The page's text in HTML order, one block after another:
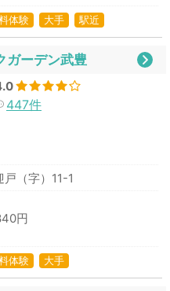
体験 大手 駅近
ガーデン武豊
447件
（字）11-1
円
体験 大手